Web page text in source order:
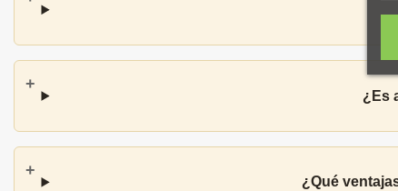
¿Es
¿Qué